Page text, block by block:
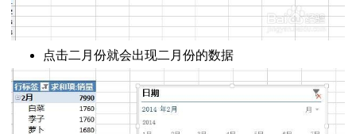
点击二月份就会出现二月份的数据